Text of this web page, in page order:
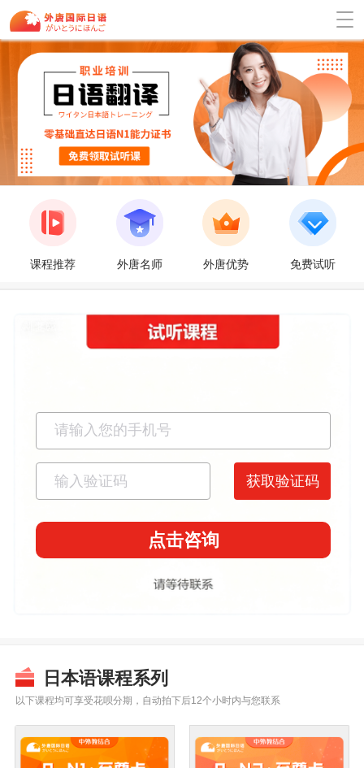
课程推荐 外唐名师 外唐优势 免费试听
获取验证码
日本语课程系列
以下课程均可享受花呗分期，自动拍下后12个小时内与您联系